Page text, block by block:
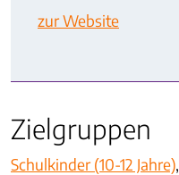
zur Website
Zielgruppen
Schulkinder (10-12 Jahre),